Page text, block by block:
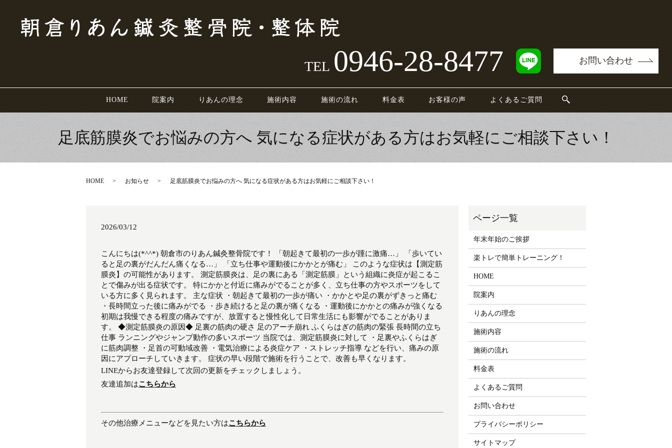
HOME 院案内 りあんの理念 施術内容 施術の流れ 料金表 お客様の声 よくあるご質問
TEL 0946-28-8477 お問い合わせ
足底筋膜炎でお悩みの方へ 気になる症状がある方はお気軽にご相談下さい！
HOME お知らせ 足底筋膜炎でお悩みの方へ 気になる症状がある方はお気軽にご相談下さい！
2026/03/12
こんにちは(*^^*) 朝倉市のりあん鍼灸整骨院です！ 「朝起きて最初の一歩が踵に激痛…」 「歩いてい
ると足の裏がだんだん痛くなる…」 「立ち仕事や運動後にかかとが痛む」 このような症状は【測定筋
膜炎】の可能性があります。 測定筋膜炎は、足の裏にある「測定筋膜」という組織に炎症が起こるこ
とで傷みが出る症状です。 特にかかと付近に痛みがでることが多く、立ち仕事の方やスポーツをして
いる方に多く見られます。 主な症状 ・朝起きて最初の一歩が痛い ・かかとや足の裏がずきっと痛む
・長時間立った後に痛みがでる ・歩き続けると足の裏が痛くなる ・運動後にかかとの痛みが強くなる
初期は我慢できる程度の痛みですが、放置すると慢性化して日常生活にも影響がでることがありま
す。 ◆測定筋膜炎の原因◆ 足裏の筋肉の硬さ 足のアーチ崩れ ふくらはぎの筋肉の緊張 長時間の立ち
仕事 ランニングやジャンプ動作の多いスポーツ 当院では、測定筋膜炎に対して ・足裏やふくらはぎ
に筋肉調整 ・足首の可動域改善 ・電気治療による炎症ケア ・ストレッチ指導 などを行い、痛みの原
因にアプローチしていきます。 症状の早い段階で施術を行うことで、改善も早くなります。
LINEからお友達登録して次回の更新をチェックしましょう。
友達追加はこちらから
その他治療メニューなどを見たい方はこちらから
年末年始のご挨拶
楽トレで簡単トレーニング！
HOME
院案内
りあんの理念
施術内容
施術の流れ
料金表
よくあるご質問
お問い合わせ
プライバシーポリシー
サイトマップ